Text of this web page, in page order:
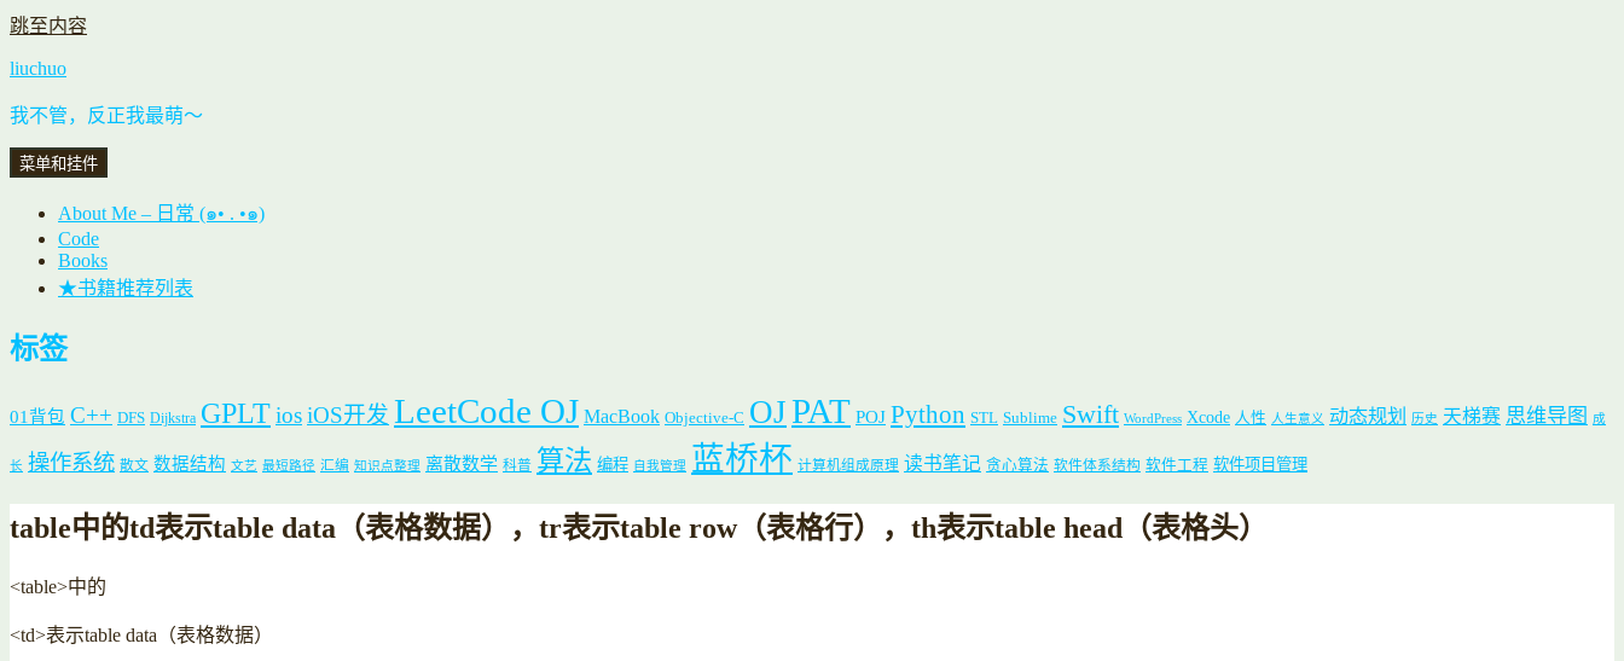
跳至内容
liuchuo
我不管，反正我最萌～
菜单和挂件
About Me – 日常 (๑• . •๑)
Code
Books
★书籍推荐列表
标签
01背包 C++ DFS Dijkstra GPLTiosiOS开发 LeetCode OJ MacBook Objective-C OJPAT POJ Python STL Sublime Swift WordPress Xcode 人性 人生意义 动态规划 历史 天梯赛 思维导图 成
长 操作系统 散文 数据结构 文艺 最短路径 汇编 知识点整理 离散数学 科普 算法 编程 自我管理 蓝桥杯 计算机组成原理 读书笔记 贪心算法 软件体系结构 软件工程 软件项目管理
table中的td表示table data（表格数据），tr表示table row（表格行），th表示table head（表格头）
<table>中的
<td>表示table data（表格数据）